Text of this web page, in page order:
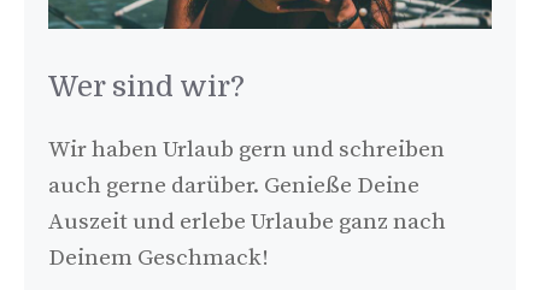
Wer sind wir?
Wir haben Urlaub gern und schreiben
auch gerne darüber. Genieße Deine
Auszeit und erlebe Urlaube ganz nach
Deinem Geschmack!